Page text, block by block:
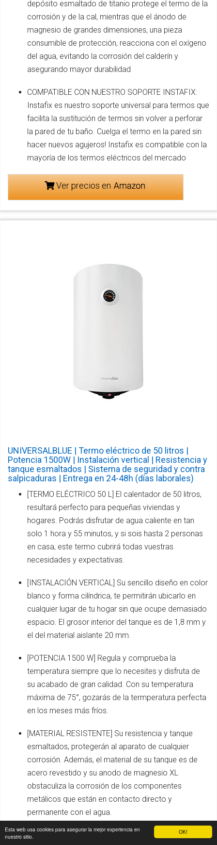
OK!
Esta web usa cookies para asegurar la mejor experiencia en
nuestro sitio.
depósito esmaltado de titanio protege el termo de la
corrosión y de la cal, mientras que el ánodo de
magnesio de grandes dimensiones, una pieza
consumible de protección, reacciona con el oxígeno
del agua, evitando la corrosión del calderín y
asegurando mayor durabilidad
COMPATIBLE CON NUESTRO SOPORTE INSTAFIX:
Instafix es nuestro soporte universal para termos que
facilita la sustitución de termos sin volver a perforar
la pared de tu baño. Cuelga el termo en la pared sin
hacer nuevos agujeros! Instafix es compatible con la
mayoría de los termos eléctricos del mercado
Ver precios en
UNIVERSALBLUE | Termo eléctrico de 50 litros |
Potencia 1500W | Instalación vertical | Resistencia y
tanque esmaltados | Sistema de seguridad y contra
salpicaduras | Entrega en 24-48h (días laborales)
[TERMO ELÉCTRICO 50 L] El calentador de 50 litros,
resultará perfecto para pequeñas viviendas y
hogares. Podrás disfrutar de agua caliente en tan
solo 1 hora y 55 minutos, y si sois hasta 2 personas
en casa, este termo cubrirá todas vuestras
necesidades y expectativas.
[INSTALACIÓN VERTICAL] Su sencillo diseño en color
blanco y forma cilíndrica, te permitirán ubicarlo en
cualquier lugar de tu hogar sin que ocupe demasiado
espacio. El grosor interior del tanque es de 1,8 mm y
el del material aislante 20 mm.
[POTENCIA 1500 W] Regula y comprueba la
temperatura siempre que lo necesites y disfruta de
su acabado de gran calidad. Con su temperatura
máxima de 75°, gozarás de la termperatura perfecta
en los meses más fríos.
[MATERIAL RESISTENTE] Su resistencia y tanque
esmaltados, protegerán al aparato de cualquier
corrosión. Además, el material de su tanque es de
acero revestido y su anodo de magnesio XL
obstaculiza la corrosión de los componentes
metálicos que están en contacto directo y
permanente con el agua.
[SISTEMA DE SEGURIDAD] ¿Te preocupa que el